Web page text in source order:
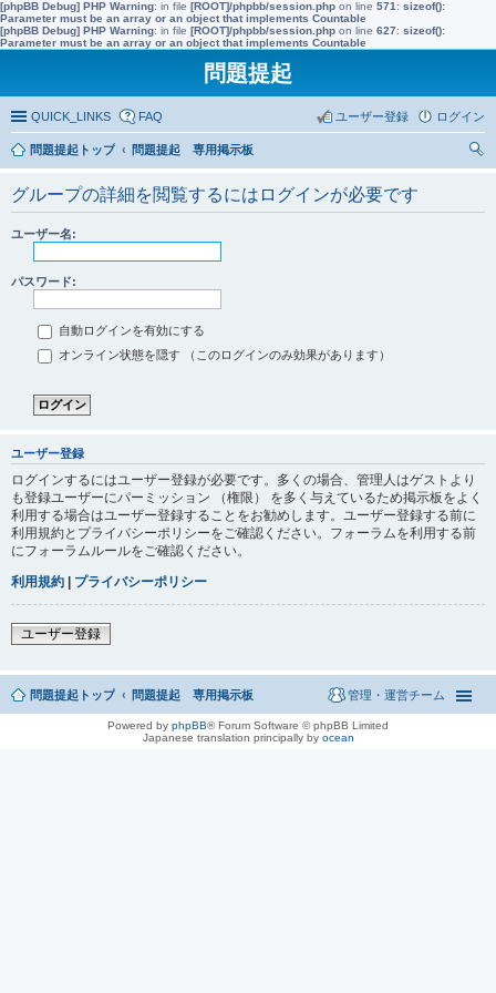
[phpBB Debug] PHP Warning: in file [ROOT]/phpbb/session.php on line 571 : sizeof():
Parameter must be an array or an object that implements Countable
[phpBB Debug] PHP Warning: in file [ROOT]/phpbb/session.php on line 627: sizeof():
Parameter must be an array or an object that implements Countable
問題提起
QUICK_LINKS FAQ ログイン
ユーザー登録
問題提起トップ
問題提起 専用掲示板
グループの詳細を閲覧するにはログインが必要です
ユーザー名:
パスワード:
自動ログインを有効にする
オンライン状態を隠す （このログインのみ効果があります）
ユーザー登録
ログインするにはユーザー登録が必要です。多くの場合、管理人はゲストより
も登録ユーザーにパーミッション （権限） を多く与えているため掲示板をよく
利用する場合はユーザー登録することをお勧めします。ユーザー登録する前に
利用規約とプライバシーポリシーをご確認ください。フォーラムを利用する前
にフォーラムルールをご確認ください。
利用規約 | プライバシーポリシー
ユーザー登録
問題提起トップ 問題提起 専用掲示板 管理・運営チーム
Powered by phpBB® Forum Software © phpBB Limited
Japanese translation principally by ocean